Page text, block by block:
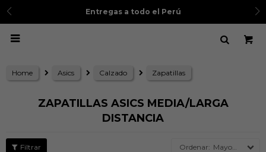
Entregas a todo el Perú

Home Asics Calzado Zapatillas
ZAPATILLAS ASICS MEDIA/LARGA
DISTANCIA
Mayor precio